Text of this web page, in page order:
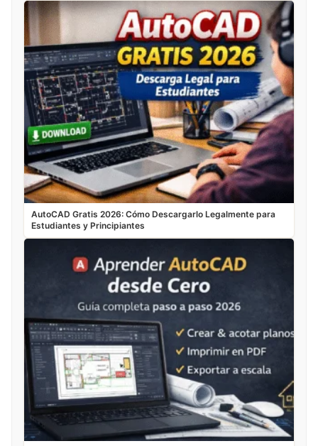
AutoCAD Gratis 2026: Cómo Descargarlo Legalmente para
Estudiantes y Principiantes